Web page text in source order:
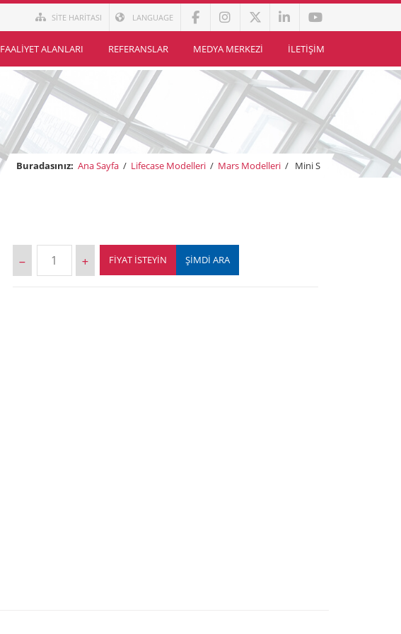
SİTE HARİTASI LANGUAGE
FAALIYET ALANLARI REFERANSLAR MEDYA MERKEZI İLETIŞIM
Buradasınız: Ana Sayfa / Lifecase Modelleri / Mars Modelleri / Mini S
FIYAT İSTEYIN ŞİMDİ ARA